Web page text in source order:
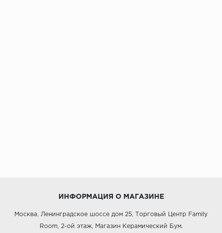
ИНФОРМАЦИЯ О МАГАЗИНЕ
Москва, Ленинградское шоссе дом 25, Торговый Центр Family
Room, 2-ой этаж, Магазин Керамический Бум.